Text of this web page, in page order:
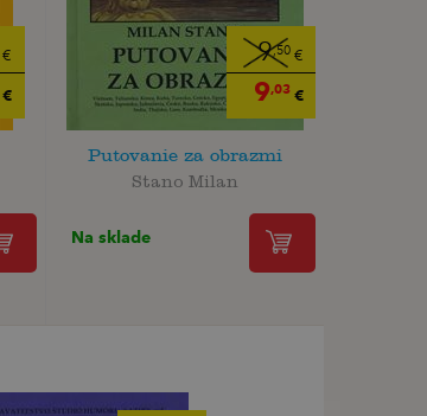
€
€
9,50€
9,03€
Putovanie za obrazmi
Stano Milan
Na sklade